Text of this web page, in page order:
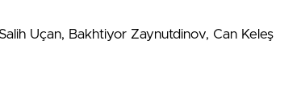
Uçan, Bakhtiyor Zaynutdinov, Can Keleş